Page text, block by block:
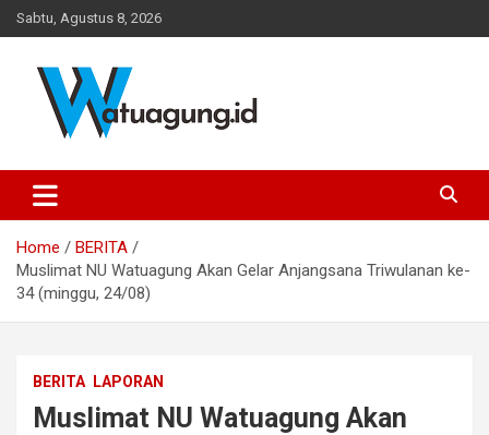
Skip
to
Sabtu, Agustus 8, 2026
Watuagung.ID
Banyumas, Jawa Tengah
Home
BERITA
Muslimat NU Watuagung Akan Gelar Anjangsana Triwulanan ke-
34 (minggu, 24/08)
BERITA LAPORAN
Muslimat NU Watuagung Akan